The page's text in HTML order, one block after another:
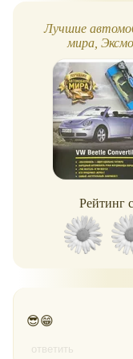
Лучшие
мира, Эксмо
Рейтинг
😎😁
ответить